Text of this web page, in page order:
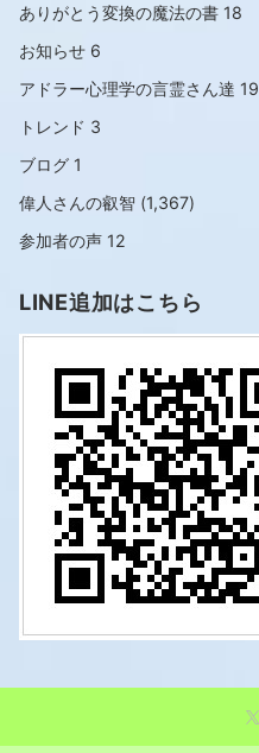
ありがとう変換の魔法の書 18
お知らせ 6
アドラー心理学の言霊さん達 19
トレンド 3
ブログ 1
偉人さんの叡智 (1,367)
参加者の声 12
LINE追加はこちら